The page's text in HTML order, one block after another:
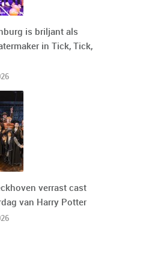
is briljant als
in Tick, Tick,
verrast cast
van Harry Potter